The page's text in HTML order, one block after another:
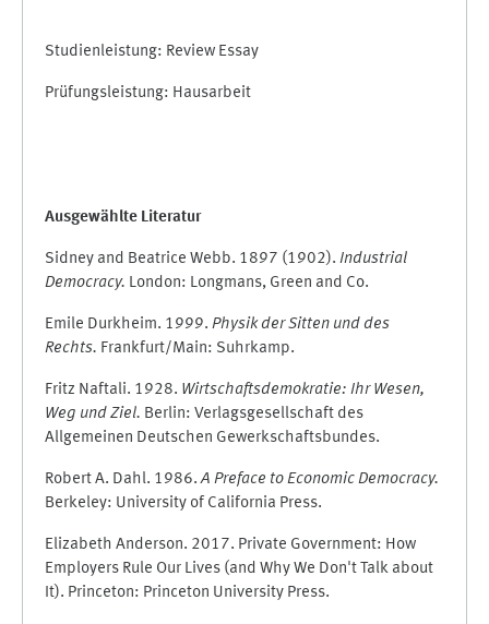
Studienleistung: Review Essay
Prüfungsleistung: Hausarbeit
Ausgewählte Literatur
Sidney and Beatrice Webb. 1897 (1902). Industrial
Democracy. London: Longmans, Green and Co.
Emile Durkheim. 1999. Physik der Sitten und des
Rechts. Frankfurt/Main: Suhrkamp.
Fritz Naftali. 1928. Wirtschaftsdemokratie: Ihr Wesen,
Weg und Ziel. Berlin: Verlagsgesellschaft des
Allgemeinen Deutschen Gewerkschaftsbundes.
Robert A. Dahl. 1986.A Preface to Economic Democracy.
Berkeley: University of California Press.
Elizabeth Anderson. 2017. Private Government: How
Employers Rule Our Lives (and Why We Don't Talk about
It). Princeton: Princeton University Press.